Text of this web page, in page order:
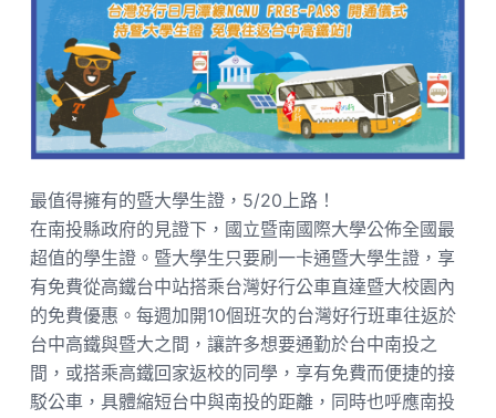
最值得擁有的暨大學生證，5/20上路！
在南投縣政府的見證下，國立暨南國際大學公佈全國最
超值的學生證。暨大學生只要刷一卡通暨大學生證，享
有免費從高鐵台中站搭乘台灣好行公車直達暨大校園內
的免費優惠。每週加開10個班次的台灣好行班車往返於
台中高鐵與暨大之間，讓許多想要通勤於台中南投之
間，或搭乘高鐵回家返校的同學，享有免費而便捷的接
駁公車，具體縮短台中與南投的距離，同時也呼應南投